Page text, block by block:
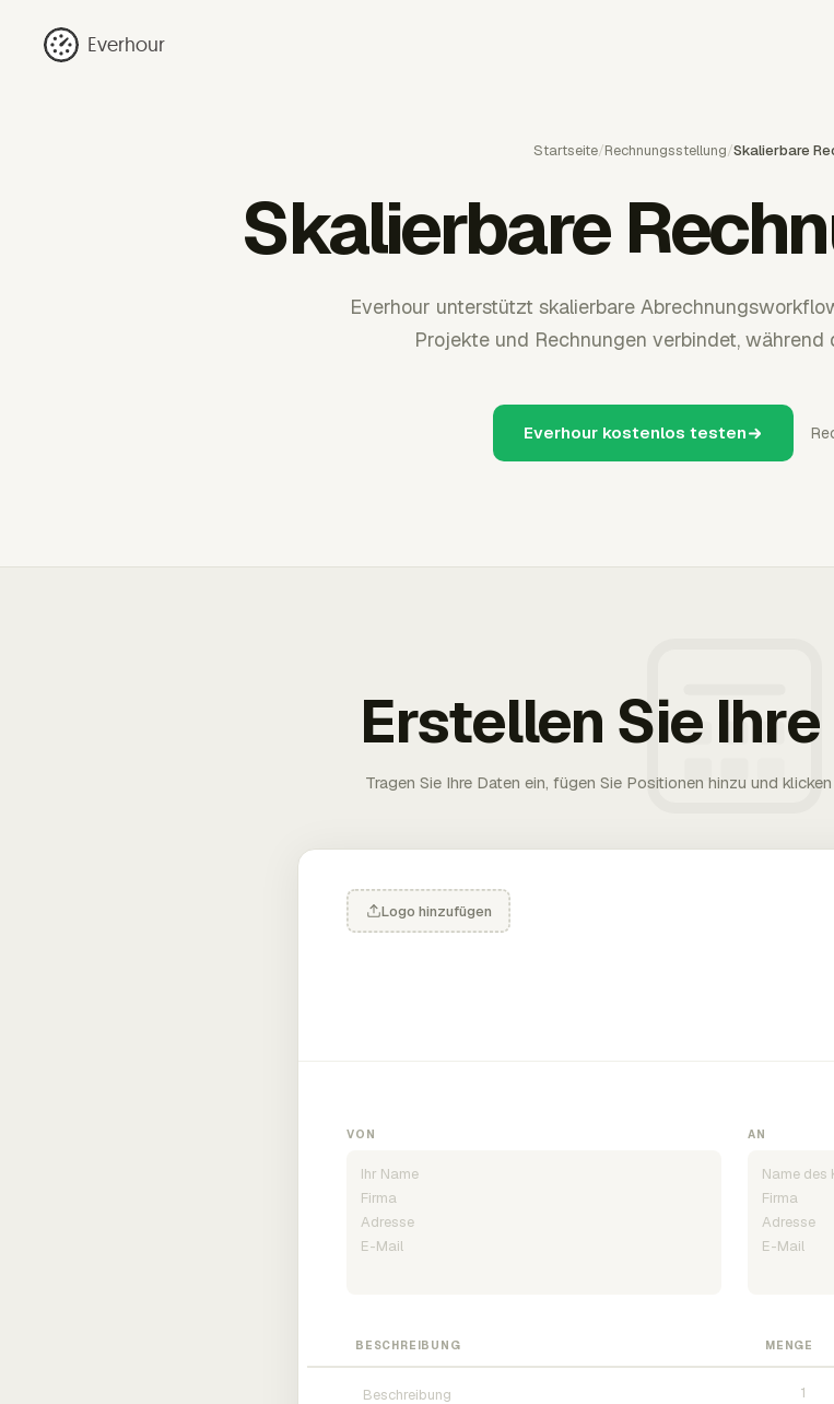
Everhour
Startseite/Rechnungsstellung/Skalierbare
Skalierbare
Everhour unterstützt skalierbare
Projekte und Rechnungen verbindet, während
Everhour kostenlos testen
Erstellen Sie
Tragen Sie Ihre Daten ein, fügen Sie Positionen hinzu und
Logo hinzufügen
VON AN
BESCHREIBUNG MENGE